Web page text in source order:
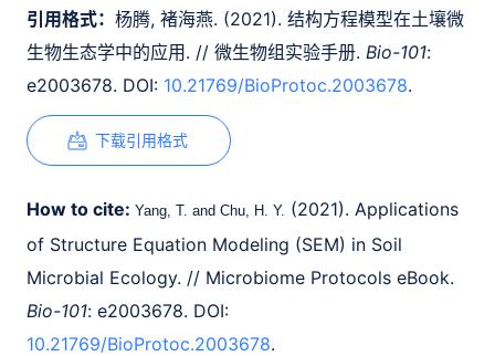
引用格式： 杨腾, 褚海燕. (2021). 结构方程模型在土壤微
生物生态学中的应用. // 微生物组实验手册. Bio-101:
e2003678. DOI: 10.21769/BioProtoc.2003678.
下载引用格式
How to cite: Yang, T. and Chu, H. Y. (2021). Applications
of Structure Equation Modeling (SEM) in Soil
Microbial Ecology. // Microbiome Protocols eBook.
Bio-101: e2003678. DOI:
10.21769/BioProtoc.2003678.